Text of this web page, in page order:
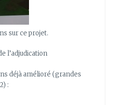
sur ce projet.
l’adjudication
déjà amélioré (grandes
: